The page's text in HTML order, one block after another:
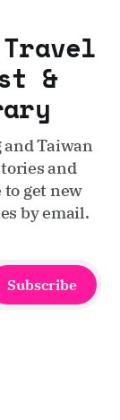
&
and Taiwan
and
to get new
by email.
Subscribe